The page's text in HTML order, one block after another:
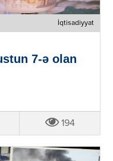
İqtisadiyyat
7-ə olan
194